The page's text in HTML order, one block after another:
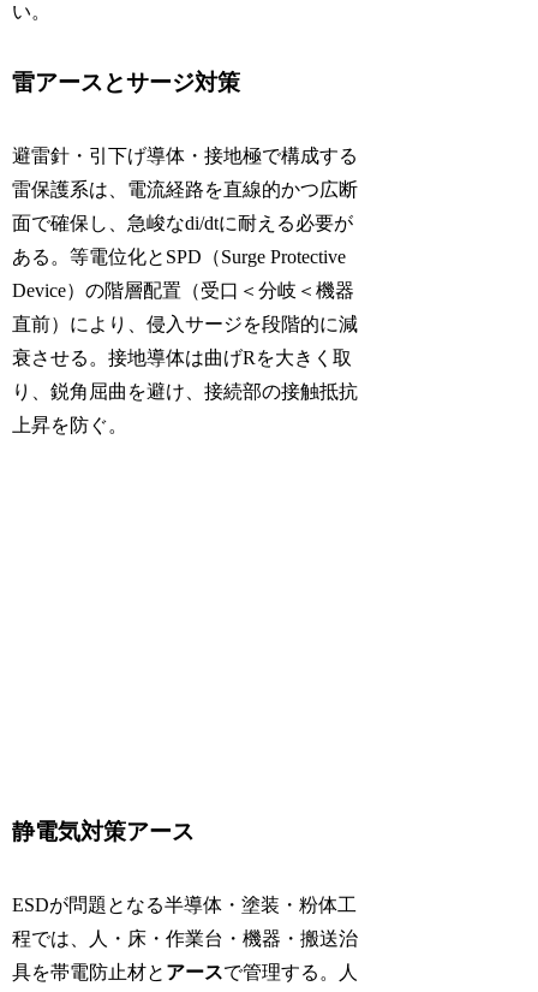
い。
雷アースとサージ対策
避雷針・引下げ導体・接地極で構成する
雷保護系は、電流経路を直線的かつ広断
面で確保し、急峻なdi/dtに耐える必要が
ある。等電位化とSPD（Surge Protective
Device）の階層配置（受口＜分岐＜機器
直前）により、侵入サージを段階的に減
衰させる。接地導体は曲げRを大きく取
り、鋭角屈曲を避け、接続部の接触抵抗
上昇を防ぐ。
静電気対策アース
ESDが問題となる半導体・塗装・粉体工
程では、人・床・作業台・機器・搬送治
具を帯電防止材と アースで管理する。人